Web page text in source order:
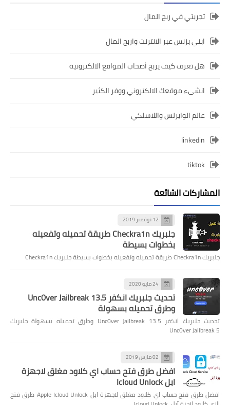
تجربتي في ربح المال
ابني بزنس عبر الانترنت واربح المال
هل تعرف كيف يربح أصحاب المواقع الالكترونية
انشىء موقعك الالكتروني ووفر الكثير
عالم الوايرلس واللاسلكي
linkedin
tiktok
المشاركات الشائعة
12 نوفمبر 2019
جلبريك Checkra1n طريقة تحميله وتفعيله
بخطوات بسيطة
جلبريك Checkra1n طريقة تحميله وتفعيله بخطوات بسيطة جلبريك Checkra1n
24 مايو 2020
تحديث جلبريك انكفر Unc0ver Jailbreak 13.5
وطرق تحميله بسهولة
تحديث جلبريك انكفر Unc0ver Jailbreak 13.5 وطرق تحميله بسهولة جلبريك
Unc0ver Jailbreak 5
02 مارس 2019
افضل طرق فتح حساب اي كلاود مغلق لاجهزة
ابل Icloud Unlock
افضل طرق فتح حساب اي كلاود مغلق لاجهزة ابل Apple Icloud Unlock طرق فتح